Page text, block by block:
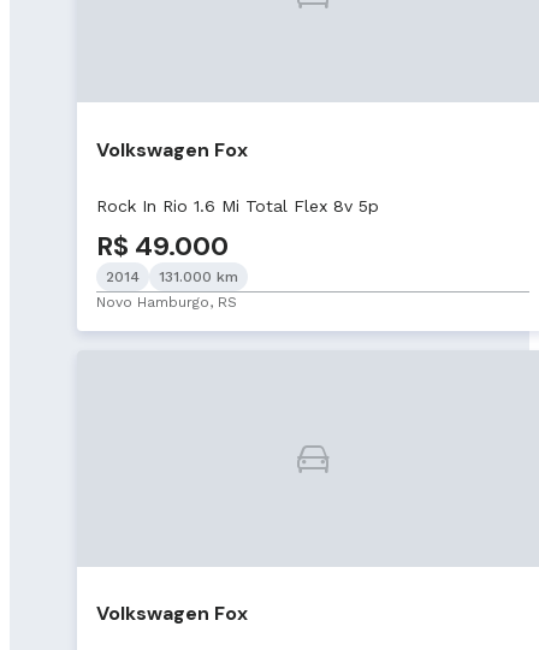
Volkswagen Fox
Rock In Rio 1.6 Mi Total Flex 8v 5p
R$ 49.000
2014
131.000 km
Novo Hamburgo, RS
Volkswagen Fox